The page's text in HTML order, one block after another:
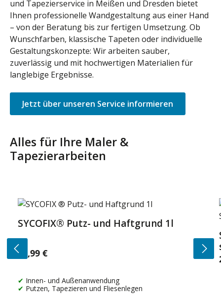
und Tapezierservice in Meißen und Dresden bietet
Ihnen professionelle Wandgestaltung aus einer Hand
– von der Beratung bis zur fertigen Umsetzung. Ob
Wunschfarben, klassische Tapeten oder individuelle
Gestaltungskonzepte: Wir arbeiten sauber,
zuverlässig und mit hochwertigen Materialien für
langlebige Ergebnisse.
Jetzt über unseren Service informieren
Alles für Ihre Maler &
Tapezierarbeiten
Produktgalerie überspringen
SYCOFIX® Putz- und Haftgrund 1l
Regulärer Preis:
14,99 €
Innen- und Außenanwendung
Putzen, Tapezieren und Fliesenlegen